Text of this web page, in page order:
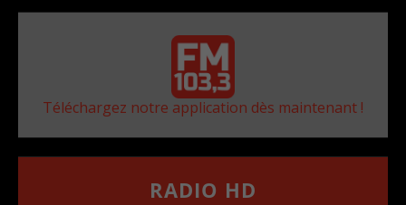
Téléchargez notre application dès maintenant !
RADIO HD